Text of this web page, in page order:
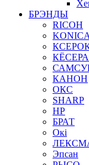
БРЭНДЫ
RICOH
КЁСЕРА
КАНОН
ОКС
SHARP
HP
БРАТ
Окі
Эпсан